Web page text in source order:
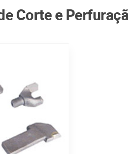
Corte e